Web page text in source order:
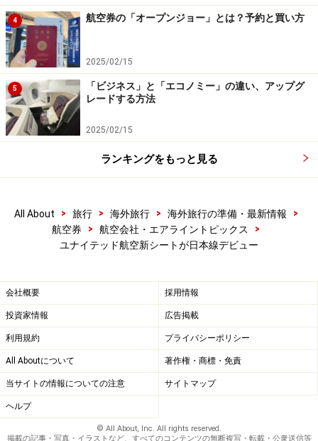
4 航空券の「オープンジョー」とは？予約と買い方
2025/02/15
5
「ビジネス」と「エコノミー」の違い、アップグ
レードする方法
2025/02/15
ランキングをもっと見る
All About > 旅行 > 海外旅行 > 海外旅行の準備・最新情報
>
航空券
> 航空会社・エアライントピックス
>
ユナイテッド航空新シートが日本線デビュー
会社概要 採用情報
投資家情報 広告掲載
利用規約 プライバシーポリシー
All Aboutについて 著作権・商標・免責
当サイトの情報についての注意 サイトマップ
ヘルプ
© All About, Inc. All rights reserved.
掲載の記事・写真・イラストなど、すべてのコンテンツの無断複写・転載・公衆送信等